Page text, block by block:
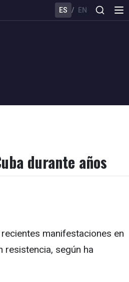
ES / EN
durante años
manifestaciones en
resistencia, según ha